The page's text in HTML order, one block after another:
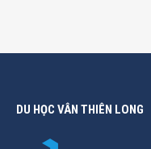
DU HỌC VÂN THIÊN LONG